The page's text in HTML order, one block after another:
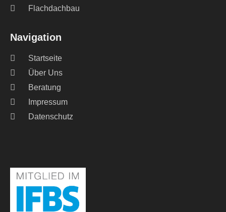
Navigation
Startseite
Über Uns
Beratung
Impressum
Datenschutz
Flachdachbau